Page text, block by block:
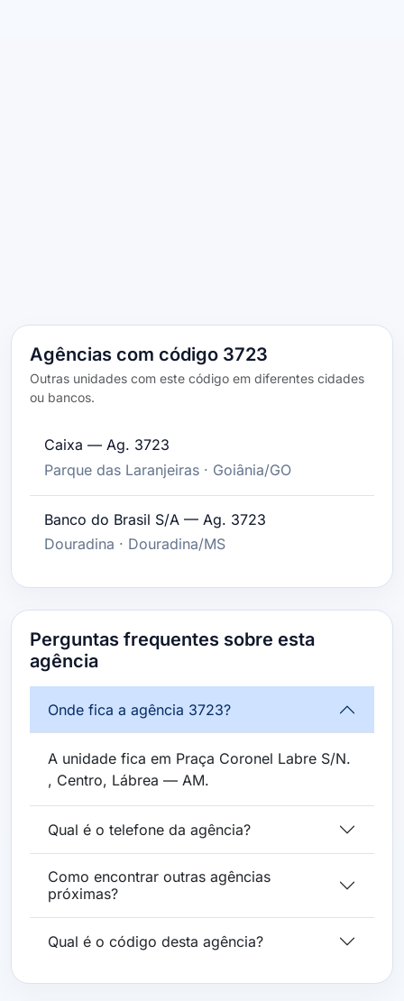
Agências com código 3723
Outras unidades com este código em diferentes cidades
ou bancos.
Caixa — Ag. 3723
Parque das Laranjeiras · Goiânia/GO
Banco do Brasil S/A — Ag. 3723
Douradina · Douradina/MS
Perguntas frequentes sobre esta
agência
Onde fica a agência 3723?
A unidade fica em Praça Coronel Labre S/N.
, Centro, Lábrea — AM.
Qual é o telefone da agência?
Como encontrar outras agências
próximas?
Qual é o código desta agência?